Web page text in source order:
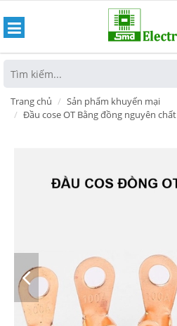
Trang chủ
Sản phẩm khuyến mại
Đầu cose OT Bằng đồng nguyên chất